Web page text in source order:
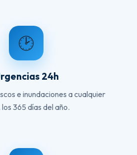
🕑
24h
e inundaciones a cualquier
365 días del año.